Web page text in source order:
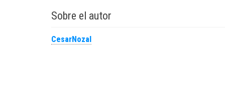
Sobre el autor
CesarNozal